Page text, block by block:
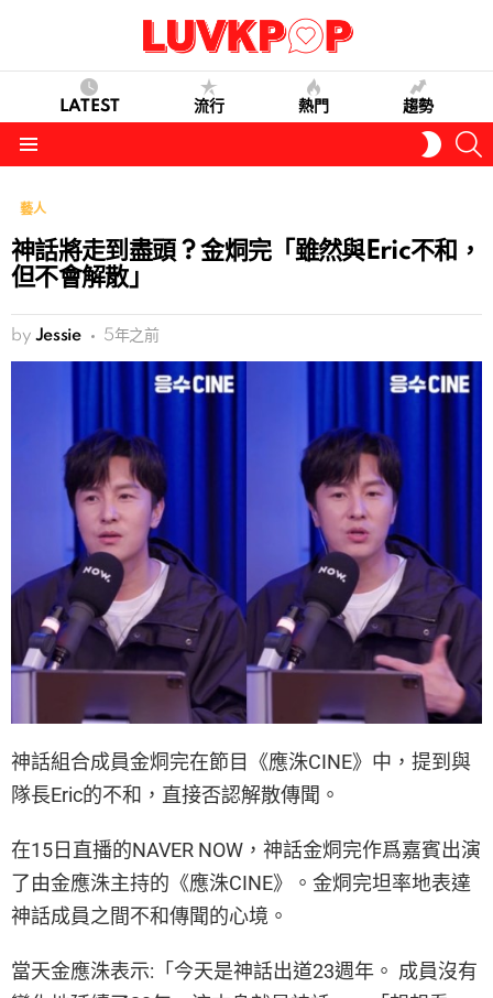
LATEST 流行 熱門 趨勢
SKIN
藝人
神話將走到盡頭 ? 金烔完「雖然與Eric不和，
但不會解散」
by Jessie 5年之前
神話組合成員金烔完在節目《應洙CINE》中，提到與
隊長Eric的不和，直接否認解散傳聞。
在15日直播的NAVER NOW，神話金烔完作爲嘉賓出演
了由金應洙主持的《應洙CINE》。金烔完坦率地表達
神話成員之間不和傳聞的心境。
當天金應洙表示:「今天是神話出道23週年。 成員沒有